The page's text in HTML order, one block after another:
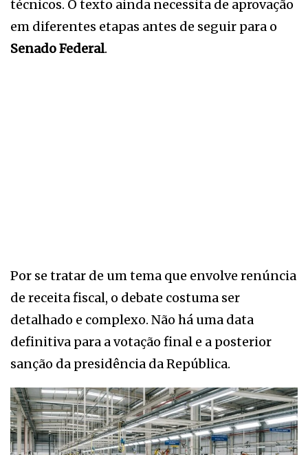
técnicos. O texto ainda necessita de aprovação
em diferentes etapas antes de seguir para o
Senado Federal.
Por se tratar de um tema que envolve renúncia
de receita fiscal, o debate costuma ser
detalhado e complexo. Não há uma data
definitiva para a votação final e a posterior
sanção da presidência da República.